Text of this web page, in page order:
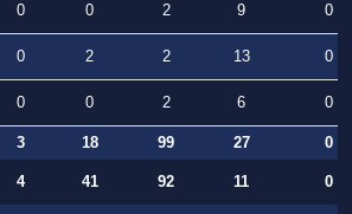
0 0 2 9
0
0 2 2 13
0
0 0 2 6 0
3 18 99 27
0
4 41 92 11
0